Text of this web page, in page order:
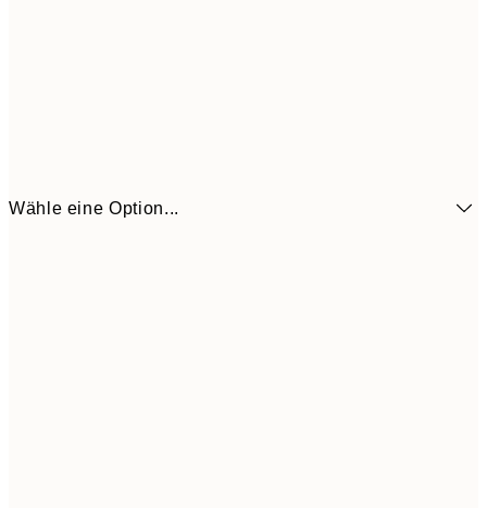
Wähle eine Option...